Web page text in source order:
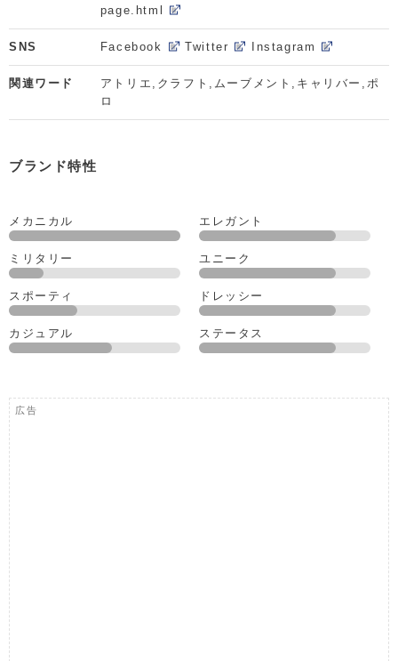
page.html
SNS Facebook Twitter Instagram
関連ワード
アトリエ,クラフト,ムーブメント,キャリバー,ポ
ロ
ブランド特性
メカニカル エレガント
ミリタリー ユニーク
スポーティ ドレッシー
カジュアル ステータス
広告